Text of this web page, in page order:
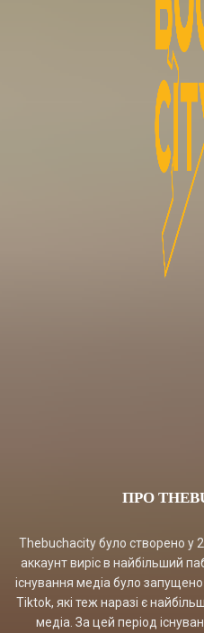
ПРО
Thebuchacity було створено у
аккаунт виріс в найбільший
існування медіа було
Tiktok, які теж наразі є
медіа. За цей період